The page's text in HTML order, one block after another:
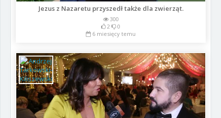
Jezus z Nazaretu przyszedł także dla zwierząt.
300
2
0
6 miesięcy temu